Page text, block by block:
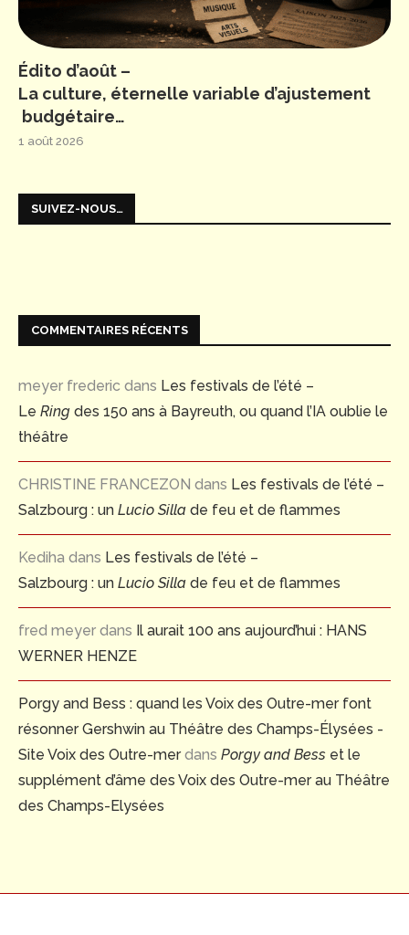
Édito d’août –
La culture, éternelle variable d’ajustement
budgétaire…
1 août 2026
SUIVEZ-NOUS…
COMMENTAIRES RÉCENTS
meyer frederic dans Les festivals de l’été –
Le Ring des 150 ans à Bayreuth, ou quand l’IA oublie le
théâtre
CHRISTINE FRANCEZON dans Les festivals de l’été –
Salzbourg : un Lucio Silla de feu et de flammes
Kediha dans Les festivals de l’été –
Salzbourg : un Lucio Silla de feu et de flammes
fred meyer dans Il aurait 100 ans aujourd’hui : HANS
WERNER HENZE
Porgy and Bess : quand les Voix des Outre-mer font
résonner Gershwin au Théâtre des Champs-Élysées -
Site Voix des Outre-merdans Porgy and Bess et le
supplément d’âme des Voix des Outre-mer au Théâtre
des Champs-Elysées